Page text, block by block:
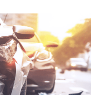
項目】
ス提供等を通じて取得
、お客さまの識別子、
のご利用に関する情